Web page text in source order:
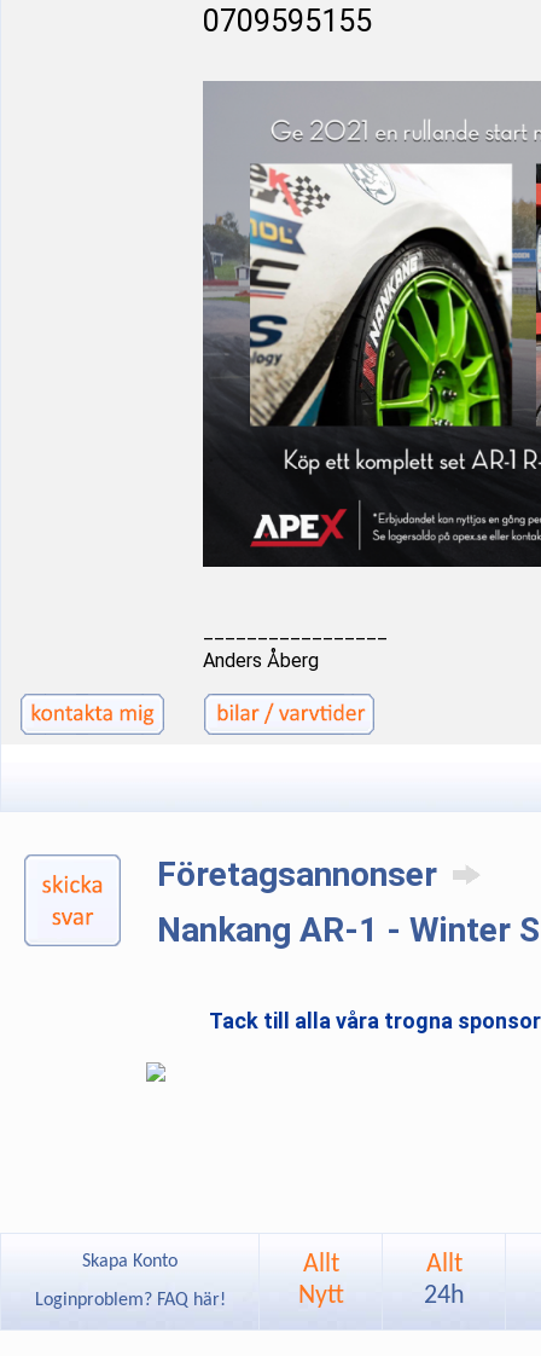
0709595155
Anders Åberg
Företagsannonser
Nankang AR-1 - Winter
Tack till alla våra trogna
Skapa Konto
Loginproblem? FAQ här!
Allt
Nytt
Allt
24h